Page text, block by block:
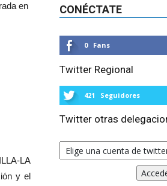
en
LA
y el
CONÉCTATE
0 Fans
Twitter Regional
421 Seguidores
Twitter otras